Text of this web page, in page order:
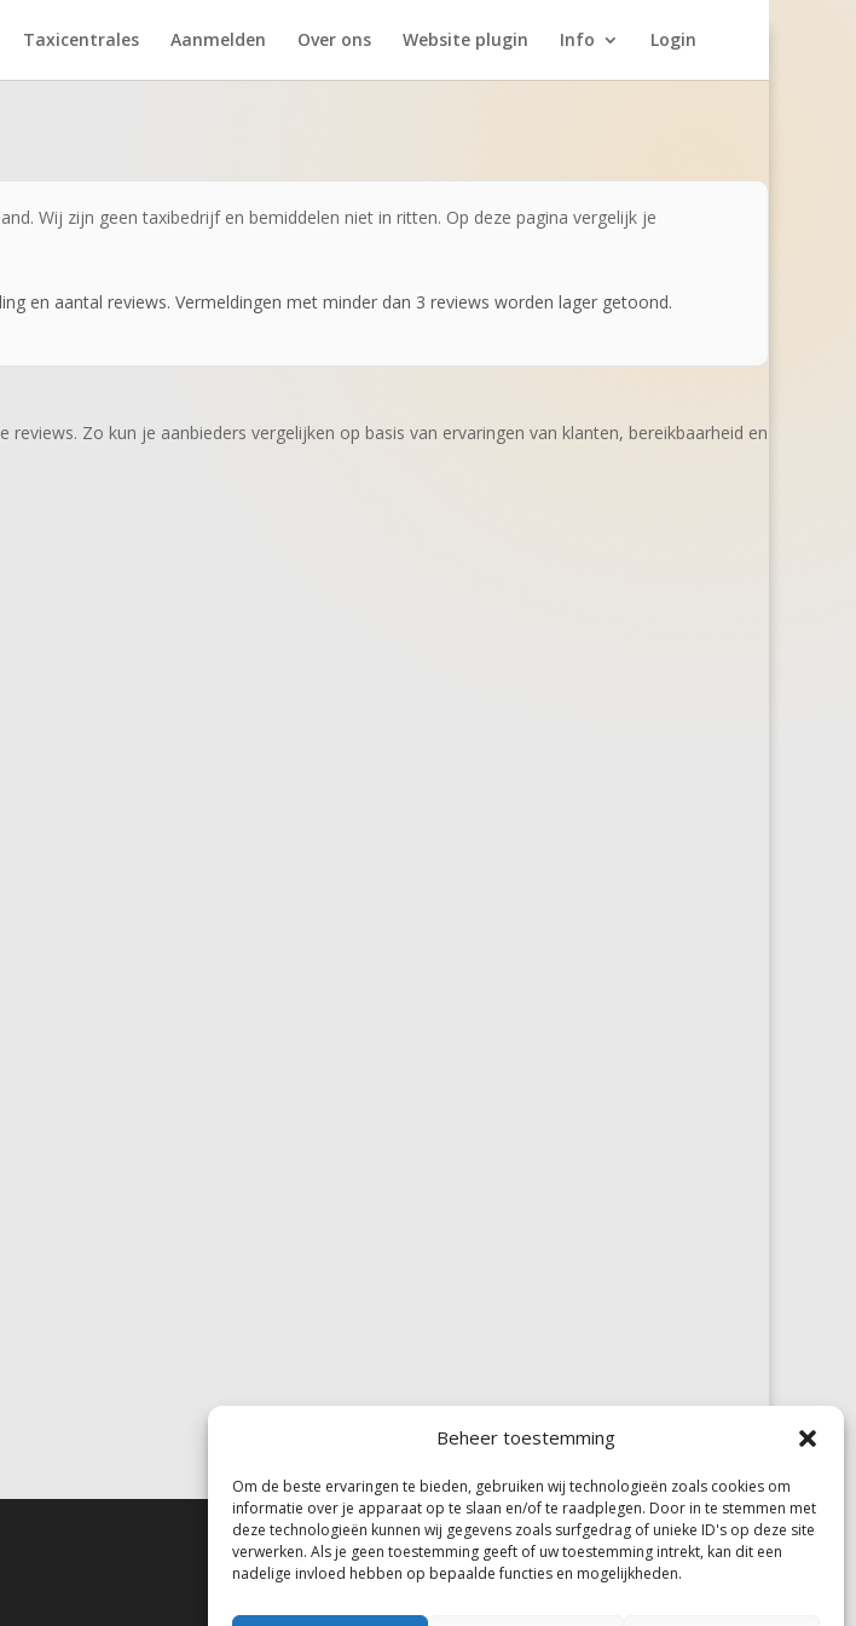
Beheer toestemming
Om de beste ervaringen te bieden, gebruiken wij technologieën zoals cookies om
informatie over je apparaat op te slaan en/of te raadplegen. Door in te stemmen met
deze technologieën kunnen wij gegevens zoals surfgedrag of unieke ID's op deze site
verwerken. Als je geen toestemming geeft of uw toestemming intrekt, kan dit een
nadelige invloed hebben op bepaalde functies en mogelijkheden.
Taxicentrales Aanmelden Over ons Website plugin Info Login
Wij zijn geen taxibedrijf en bemiddelen niet in ritten. Op deze pagina vergelijk je
en aantal reviews. Vermeldingen met minder dan 3 reviews worden lager getoond.
Zo kun je aanbieders vergelijken op basis van ervaringen van klanten, bereikbaarheid en